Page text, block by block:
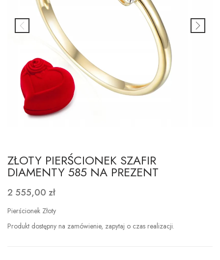
ZŁOTY PIERŚCIONEK SZAFIR
DIAMENTY 585 NA PREZENT
2 555,00 zł
Pierścionek Złoty
Produkt dostępny na zamówienie, zapytaj o czas realizacji.